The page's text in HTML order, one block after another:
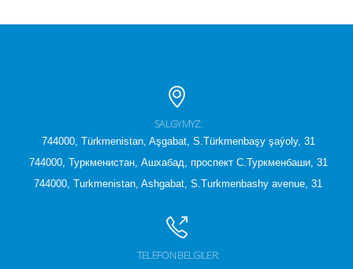
SALGYMYZ:
744000, Türkmenistan, Aşgabat, S.Türkmenbaşy şaýoly, 31
744000, Туркменистан, Ашхабад, проспект С.Туркменбаши, 31
744000, Turkmenistan, Ashgabat, S.Turkmenbashy avenue, 31
TELEFON BELGILER: